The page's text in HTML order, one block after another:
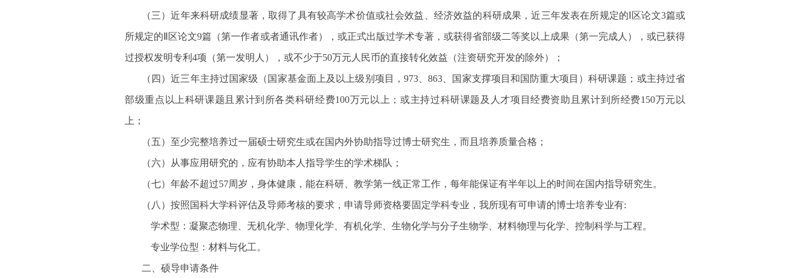
（三）近年来科研成绩显著，取得了具有较高学术价值或社会效益、经济效益的科研成果，近三年发表在所规定的Ⅰ区论文3篇或
所规定的Ⅱ区论文9篇（第一作者或者通讯作者），或正式出版过学术专著，或获得省部级二等奖以上成果（第一完成人），或已获得
过授权发明专利4项（第一发明人），或不少于50万元人民币的直接转化效益（注资研究开发的除外）；
（四）近三年主持过国家级（国家基金面上及以上级别项目，973、863、国家支撑项目和国防重大项目）科研课题；或主持过省
部级重点以上科研课题且累计到所各类科研经费100万元以上；或主持过科研课题及人才项目经费资助且累计到所经费150万元以
上；
（五）至少完整培养过一届硕士研究生或在国内外协助指导过博士研究生，而且培养质量合格；
（六）从事应用研究的，应有协助本人指导学生的学术梯队；
（七）年龄不超过57周岁，身体健康，能在科研、教学第一线正常工作，每年能保证有半年以上的时间在国内指导研究生。
（八）按照国科大学科评估及导师考核的要求，申请导师资格要固定学科专业，我所现有可申请的博士培养专业有:
学术型：凝聚态物理、无机化学、物理化学、有机化学、生物化学与分子生物学、材料物理与化学、控制科学与工程。
专业学位型：材料与化工。
二、硕导申请条件